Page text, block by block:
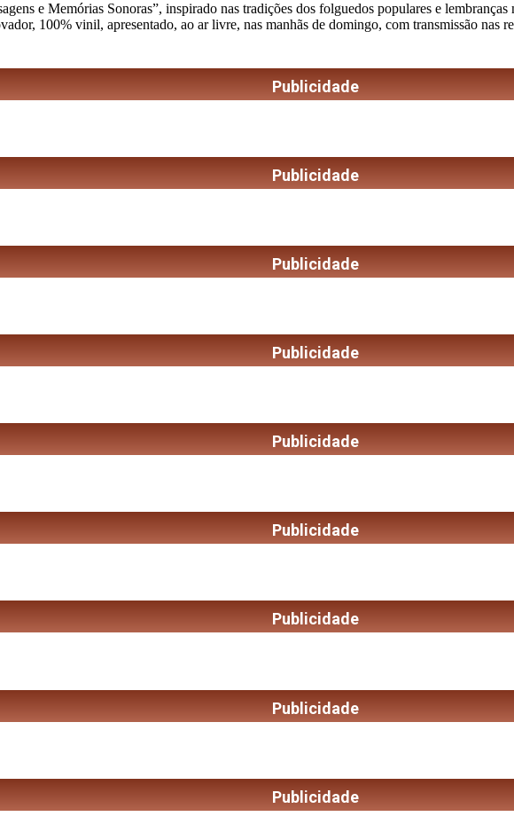
e Memórias Sonoras”, inspirado nas tradições dos folguedos populares e
100% vinil, apresentado, ao ar livre, nas manhãs de domingo, com transmissão nas
Publicidade
Publicidade
Publicidade
Publicidade
Publicidade
Publicidade
Publicidade
Publicidade
Publicidade